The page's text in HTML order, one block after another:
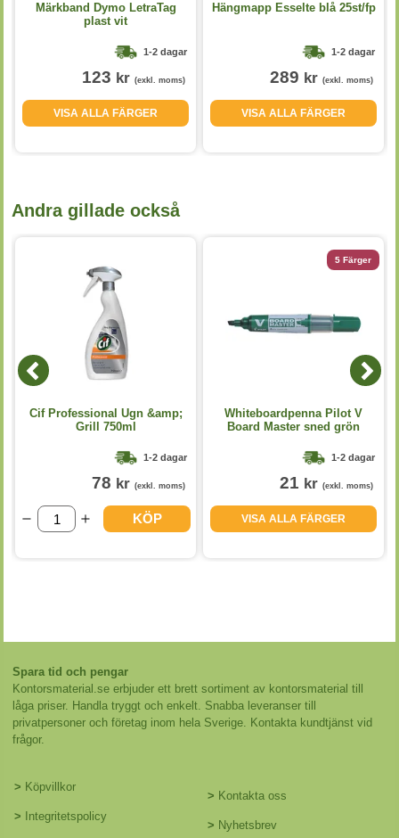
Märkband Dymo LetraTag
plast vit
1-2 dagar
123 kr (exkl. moms)
VISA ALLA FÄRGER
Hängmapp Esselte blå 25st/fp
1-2 dagar
289 kr (exkl. moms)
VISA ALLA FÄRGER
Andra gillade också
Cif Professional Ugn &amp;
Grill 750ml
1-2 dagar
78 kr (exkl. moms)
KÖP
5 Färger
Whiteboardpenna Pilot V
Board Master sned grön
1-2 dagar
21 kr (exkl. moms)
VISA ALLA FÄRGER
Spara tid och pengar
Kontorsmaterial.se erbjuder ett brett sortiment av kontorsmaterial till
låga priser. Handla tryggt och enkelt. Snabba leveranser till
privatpersoner och företag inom hela Sverige. Kontakta kundtjänst vid
frågor.
> Köpvillkor
> Integritetspolicy
> Kontakta oss
> Nyhetsbrev